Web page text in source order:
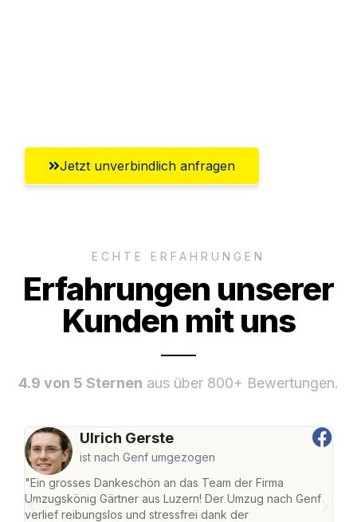
Jetzt unverbindlich anfragen
ECHTE ERFAHRUNGEN
Erfahrungen unserer
Kunden mit uns
4.9 von 5 Sternen aus über 800+ Bewertungen.
Ulrich Gerste
ist nach Genf umgezogen
"Ein grosses Dankeschön an das Team der Firma
Umzugskönig Gärtner aus Luzern! Der Umzug nach Genf
verlief reibungslos und stressfrei dank der